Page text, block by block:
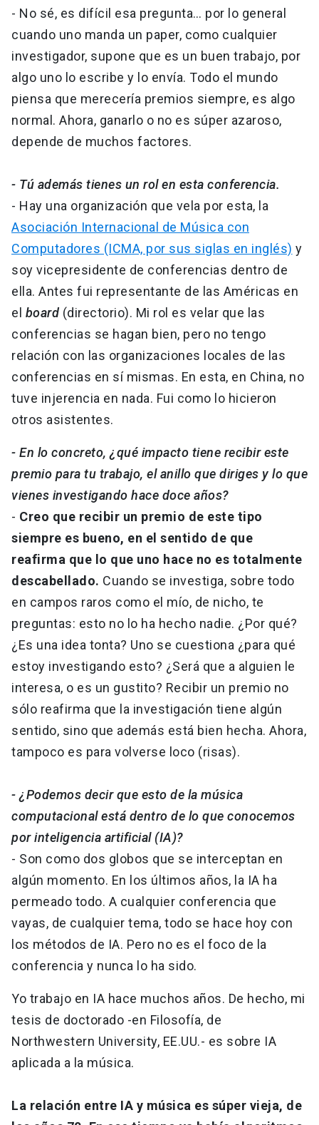
- No sé, es difícil esa pregunta… por lo general
cuando uno manda un paper, como cualquier
investigador, supone que es un buen trabajo, por
algo uno lo escribe y lo envía. Todo el mundo
piensa que merecería premios siempre, es algo
normal. Ahora, ganarlo o no es súper azaroso,
depende de muchos factores.
- Tú además tienes un rol en esta conferencia.
- Hay una organización que vela por esta, la
Asociación Internacional de Música con
Computadores (ICMA, por sus siglas en inglés) y
soy vicepresidente de conferencias dentro de
ella. Antes fui representante de las Américas en
el board (directorio). Mi rol es velar que las
conferencias se hagan bien, pero no tengo
relación con las organizaciones locales de las
conferencias en sí mismas. En esta, en China, no
tuve injerencia en nada. Fui como lo hicieron
otros asistentes.
- En lo concreto, ¿qué impacto tiene recibir este
premio para tu trabajo, el anillo que diriges y lo que
vienes investigando hace doce años?
- Creo que recibir un premio de este tipo
siempre es bueno, en el sentido de que
reafirma que lo que uno hace no es totalmente
descabellado. Cuando se investiga, sobre todo
en campos raros como el mío, de nicho, te
preguntas: esto no lo ha hecho nadie. ¿Por qué?
¿Es una idea tonta? Uno se cuestiona ¿para qué
estoy investigando esto? ¿Será que a alguien le
interesa, o es un gustito? Recibir un premio no
sólo reafirma que la investigación tiene algún
sentido, sino que además está bien hecha. Ahora,
tampoco es para volverse loco (risas).
- ¿Podemos decir que esto de la música
computacional está dentro de lo que conocemos
por inteligencia artificial (IA)?
- Son como dos globos que se interceptan en
algún momento. En los últimos años, la IA ha
permeado todo. A cualquier conferencia que
vayas, de cualquier tema, todo se hace hoy con
los métodos de IA. Pero no es el foco de la
conferencia y nunca lo ha sido.
Yo trabajo en IA hace muchos años. De hecho, mi
tesis de doctorado -en Filosofía, de
Northwestern University, EE.UU.- es sobre IA
aplicada a la música.
La relación entre IA y música es súper vieja, de